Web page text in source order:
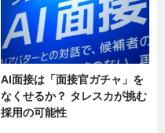
AI面接は「面接官ガチャ」を
なくせるか？ タレスカが挑む
採用の可能性